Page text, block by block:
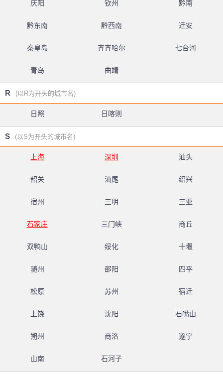
庆阳 钦州 黔南
黔东南 黔西南 迁安
秦皇岛 齐齐哈尔 七台河
青岛 曲靖
R (以R为开头的城市名)
日照 日喀则
S (以S为开头的城市名)
上海 深圳 汕头
韶关 汕尾 绍兴
宿州 三明 三亚
石家庄 三门峡 商丘
双鸭山 绥化 十堰
随州 邵阳 四平
松原 苏州 宿迁
上饶 沈阳 石嘴山
朔州 商洛 遂宁
山南 石河子